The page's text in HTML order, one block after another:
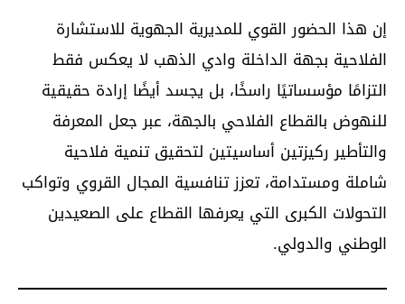
إن هذا الحضور القوي للمديرية الجهوية للاستشارة
الفلاحية بجهة الداخلة وادي الذهب لا يعكس فقط
التزامًا مؤسساتيًا راسخًا، بل يجسد أيضًا إرادة حقيقية
للنهوض بالقطاع الفلاحي بالجهة، عبر جعل المعرفة
والتأطير ركيزتين أساسيتين لتحقيق تنمية فلاحية
شاملة ومستدامة، تعزز تنافسية المجال القروي وتواكب
التحولات الكبرى التي يعرفها القطاع على الصعيدين
الوطني والدولي.